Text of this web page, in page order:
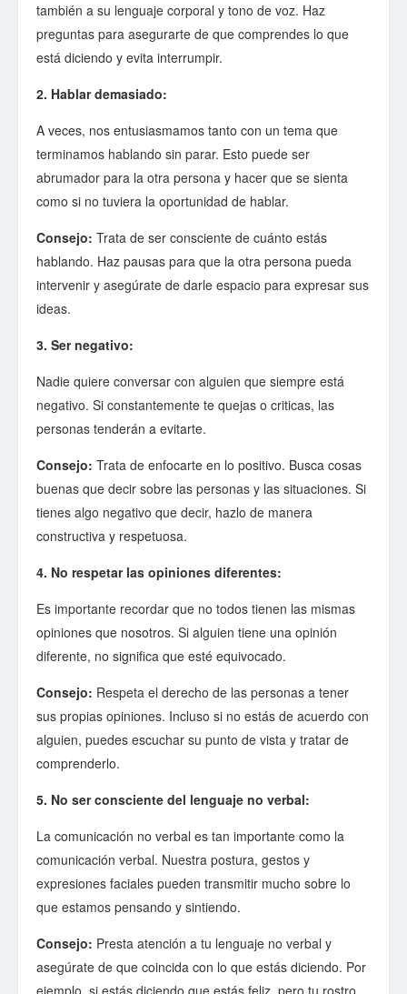
también a su lenguaje corporal y tono de voz. Haz
preguntas para asegurarte de que comprendes lo que
está diciendo y evita interrumpir.
2. Hablar demasiado:
A veces, nos entusiasmamos tanto con un tema que
terminamos hablando sin parar. Esto puede ser
abrumador para la otra persona y hacer que se sienta
como si no tuviera la oportunidad de hablar.
Consejo: Trata de ser consciente de cuánto estás
hablando. Haz pausas para que la otra persona pueda
intervenir y asegúrate de darle espacio para expresar sus
ideas.
3. Ser negativo:
Nadie quiere conversar con alguien que siempre está
negativo. Si constantemente te quejas o criticas, las
personas tenderán a evitarte.
Consejo: Trata de enfocarte en lo positivo. Busca cosas
buenas que decir sobre las personas y las situaciones. Si
tienes algo negativo que decir, hazlo de manera
constructiva y respetuosa.
4. No respetar las opiniones diferentes:
Es importante recordar que no todos tienen las mismas
opiniones que nosotros. Si alguien tiene una opinión
diferente, no significa que esté equivocado.
Consejo: Respeta el derecho de las personas a tener
sus propias opiniones. Incluso si no estás de acuerdo con
alguien, puedes escuchar su punto de vista y tratar de
comprenderlo.
5. No ser consciente del lenguaje no verbal:
La comunicación no verbal es tan importante como la
comunicación verbal. Nuestra postura, gestos y
expresiones faciales pueden transmitir mucho sobre lo
que estamos pensando y sintiendo.
Consejo: Presta atención a tu lenguaje no verbal y
asegúrate de que coincida con lo que estás diciendo. Por